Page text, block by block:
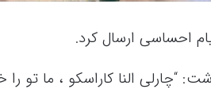
احساسی ارسال کرد.
“چارلی النا کاراسکو ، ما تو